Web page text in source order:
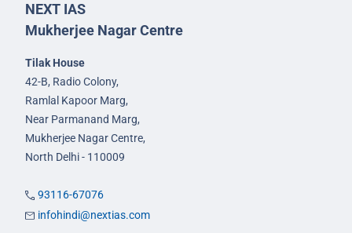
NEXT IAS
Mukherjee Nagar Centre
Tilak House
42-B, Radio Colony,
Ramlal Kapoor Marg,
Near Parmanand Marg,
Mukherjee Nagar Centre,
North Delhi - 110009
93116-67076
infohindi@nextias.com